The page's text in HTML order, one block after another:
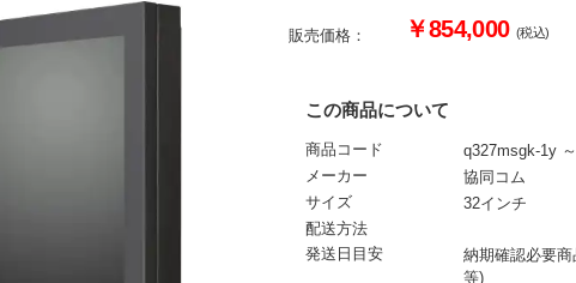
販売価格： ￥854,000(税込)
この商品について
商品コード
q327msgk-1y
メーカー
協同コム
サイズ
32インチ
配送方法
発送日目安
納期確認必要
等)